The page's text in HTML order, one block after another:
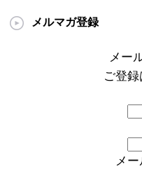
メルマガ登録
メー
ご登
メ